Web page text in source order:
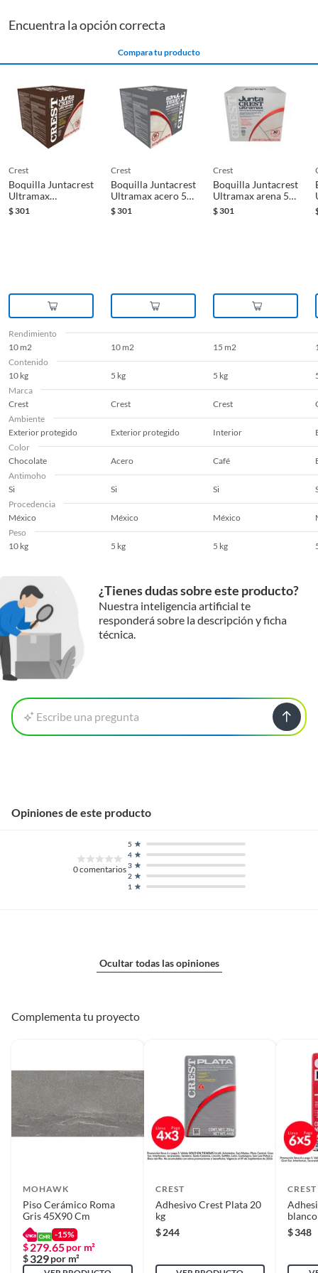
Uso de revestimiento Piso y muro
Encuentra la opción correcta
Compara tu producto
crest
Boquilla Juntacrest
Ultramax
chocolate 5 kg
$301
crest
Boquilla Juntacrest
Ultramax acero 5
kg
$301
crest
Boquilla Juntacrest
Ultramax arena 5
kg
$301
Rendimiento
10 m2
10 m2 15 m2
Contenido
10 kg
5 kg 5 kg
Marca
Crest
Crest Crest
Ambiente
Exterior protegido
Exterior protegido Interior
Color
Chocolate
Acero Café
Antimoho
Si
Si Si
Procedencia
México
México México
Peso
10 kg
5 kg 5 kg
¿Tienes dudas sobre este producto?
Nuestra inteligencia artificial te
responderá sobre la descripción y ficha
técnica.
Escribe una pregunta
Opiniones de este producto
0comentarios
1
2
3
4
5
Ocultar todas las opiniones
Complementa tu proyecto
MOHAWK
Piso Cerámico Roma
Gris 45X90 Cm
-15%
$279.65por m²
$329por m²
CREST
Adhesivo Crest Plata 20
kg
$ 244
CREST
$348